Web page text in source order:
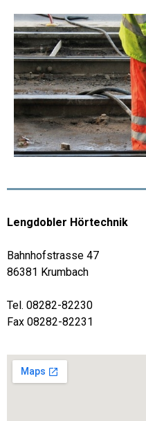
Lengdobler Hörtechnik
Bahnhofstrasse 47
86381 Krumbach
Tel. 08282-82230
Fax 08282-82231